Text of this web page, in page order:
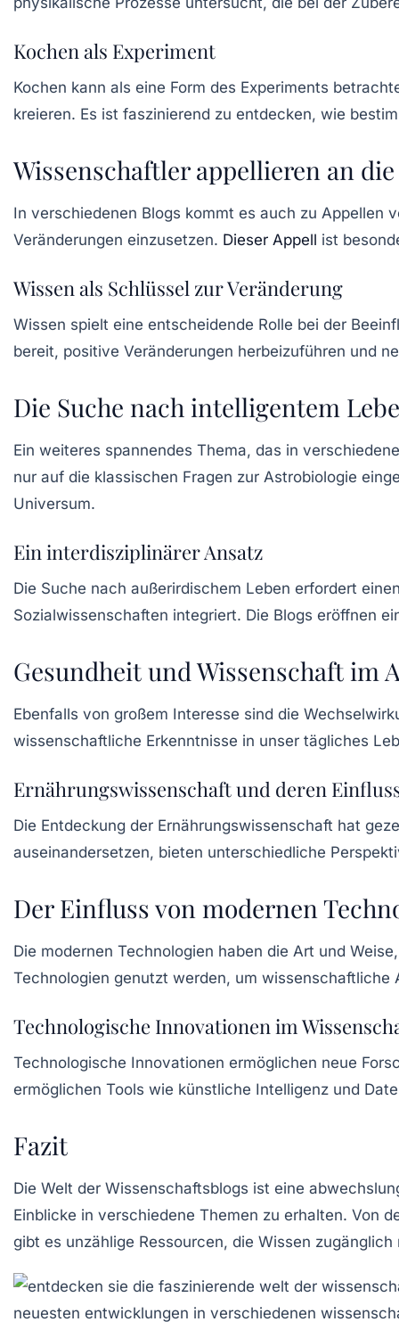
Kochen als Experiment
Kochen kann als eine Form des Experiments
kreieren. Es ist faszinierend zu entdecken, wie
Wissenschaftler appellieren an
In verschiedenen Blogs kommt es auch zu Appellen
Veränderungen einzusetzen. Dieser Appell ist
Wissen als Schlüssel zur Veränderung
Wissen spielt eine entscheidende Rolle bei der
bereit, positive Veränderungen herbeizuführen und
Die Suche nach intelligentem
Ein weiteres spannendes Thema, das in
nur auf die klassischen Fragen zur Astrobiologie
Universum.
Ein interdisziplinärer Ansatz
Die Suche nach außerirdischem Leben erfordert
Sozialwissenschaften integriert. Die Blogs eröffnen
Gesundheit und Wissenschaft im
Ebenfalls von großem Interesse sind die
wissenschaftliche Erkenntnisse in unser tägliches
Ernährungswissenschaft und deren
Die Entdeckung der Ernährungswissenschaft hat
auseinandersetzen, bieten unterschiedliche
Der Einfluss von modernen
Die modernen Technologien haben die Art und
Technologien genutzt werden, um
Technologische Innovationen im
Technologische Innovationen ermöglichen neue
ermöglichen Tools wie künstliche Intelligenz und
Fazit
Die Welt der Wissenschaftsblogs ist eine
Einblicke in verschiedene Themen zu erhalten. Von
gibt es unzählige Ressourcen, die Wissen